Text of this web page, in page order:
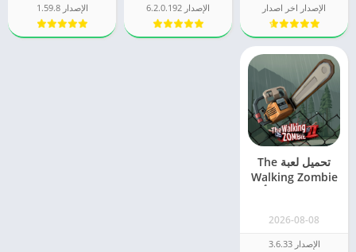
الإصدار اخر اصدار الإصدار 6.2.0.192 الإصدار 1.59.8
تحميل لعبة The
Walking Zombie
2026-08-08
الإصدار 3.6.33